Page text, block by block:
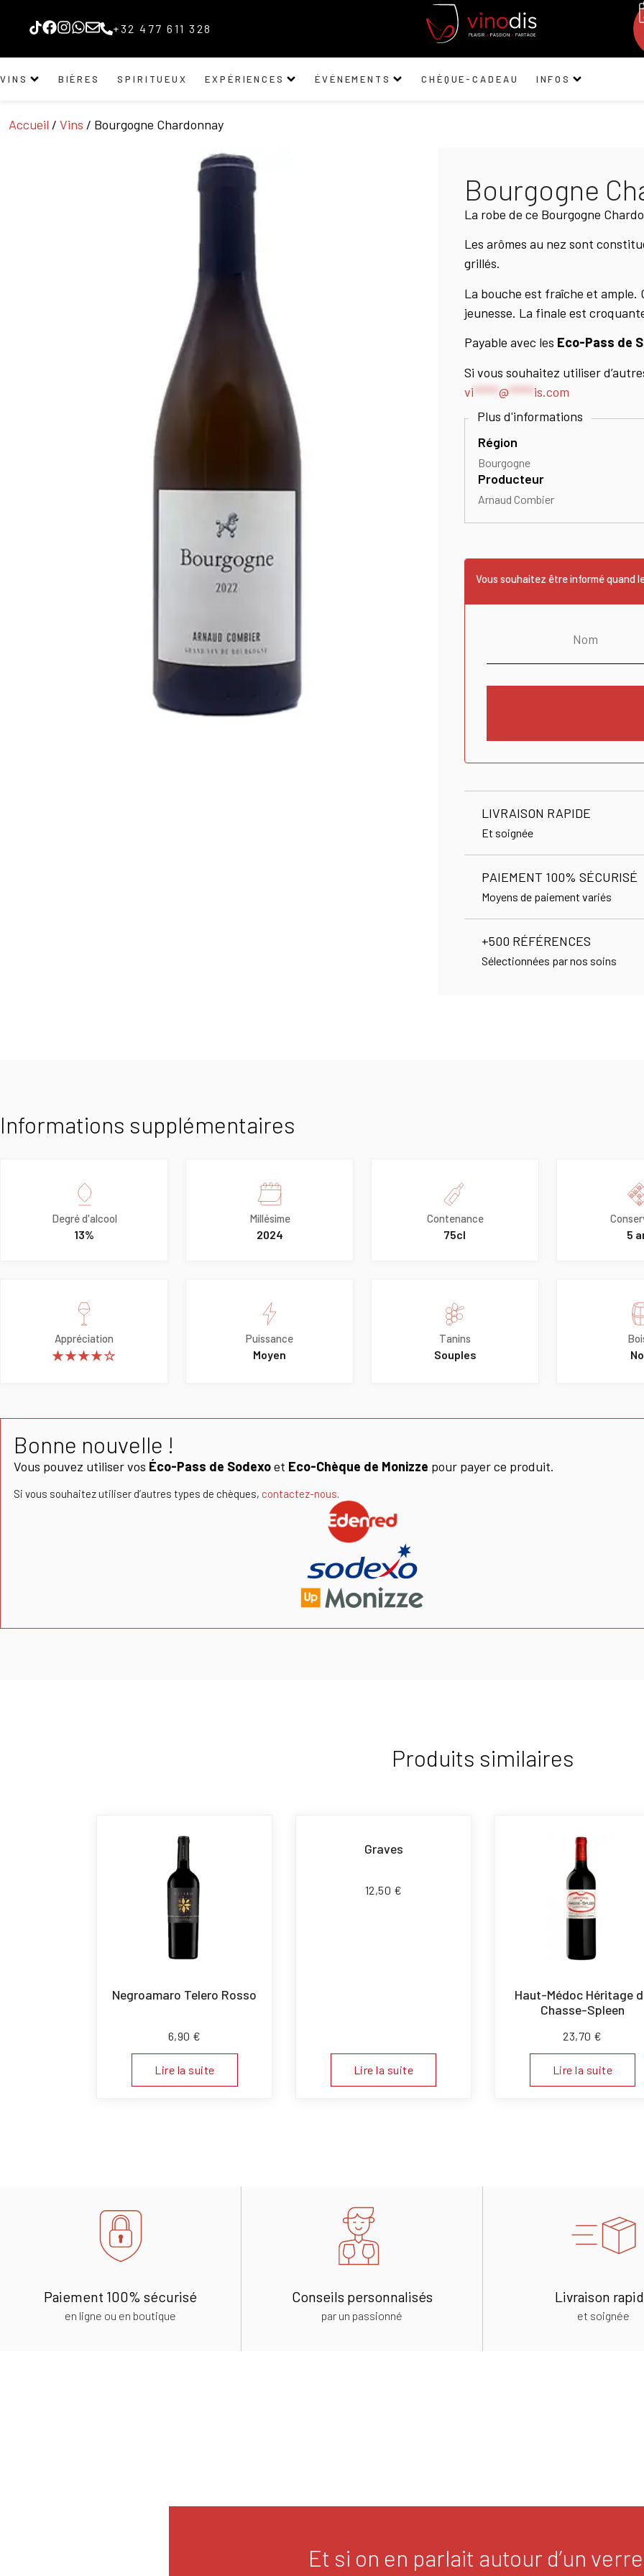
+32 477 611 328
VINS BIÈRES SPIRITUEUX EXPÉRIENCES ÉVÉNEMENTS CHÈQUE-CADEAU INFOS
Accueil / Vins / Bourgogne Chardonnay
Bourgogne
La robe de ce Bourgogne
Les arômes au nez sont
grillés.
La bouche est fraîche et ample.
jeunesse. La finale est
Payable avec les Eco-Pass de
Si vous souhaitez utiliser
vi *****@ ***** is.com
Région
Bourgogne
Producteur
Arnaud Combier
Vous souhaitez être informé quand
LIVRAISON RAPIDE
Et soignée
PAIEMENT 100% SÉCURISÉ
Moyens de paiement variés
+500 RÉFÉRENCES
Sélectionnées par nos soins
Informations supplémentaires
Degré d'alcool
13%
Millésime
2024
Contenance
75cl 5
Appréciation
★★★★☆
Puissance
Moyen
Tanins
Souples
Bonne nouvelle !
Vous pouvez utiliser vos Éco-Pass de Sodexoet Eco-Chèque de Monizze pour payer ce produit.
Si vous souhaitez utiliser d’autres types de chèques, contactez-nous.
Produits similaires
Negroamaro Telero Rosso
6,90 €
Lire la suite
Graves
12,50 €
Lire la suite
Haut-Médoc Héritage
Chasse-Spleen
23,70 €
Lire la suite
Paiement 100% sécurisé
en ligne ou en boutique
Conseils personnalisés
par un passionné
Livraison
et soignée
Et si on en parlait autour d’un